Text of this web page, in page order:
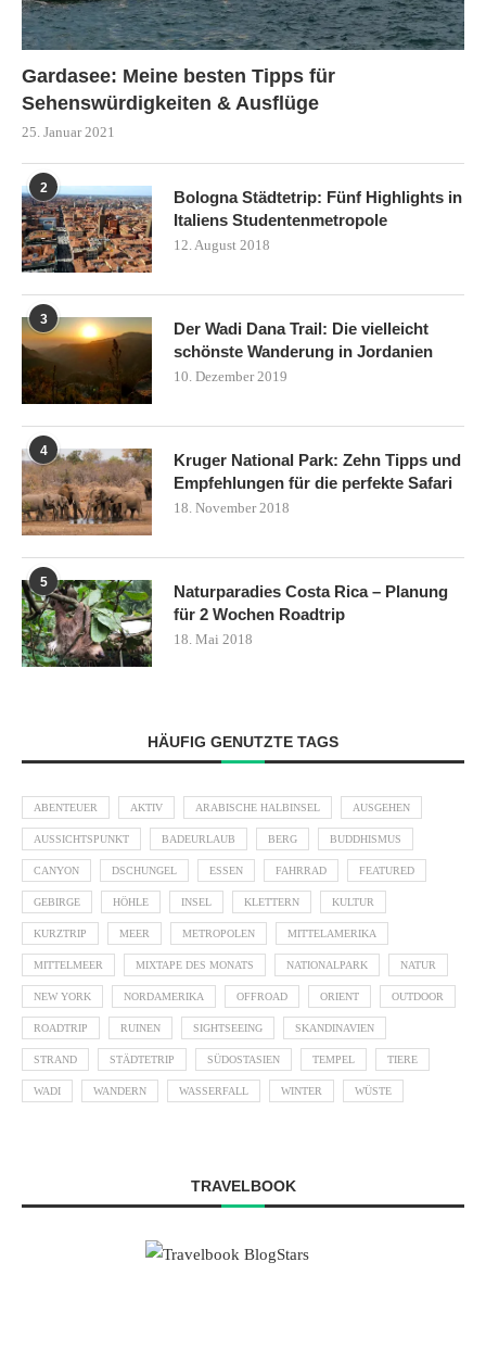
Gardasee: Meine besten Tipps für
Sehenswürdigkeiten & Ausflüge
25. Januar 2021
2
Bologna Städtetrip: Fünf Highlights in
Italiens Studentenmetropole
12. August 2018
3
Der Wadi Dana Trail: Die vielleicht
schönste Wanderung in Jordanien
10. Dezember 2019
4
Kruger National Park: Zehn Tipps und
Empfehlungen für die perfekte Safari
18. November 2018
5
Naturparadies Costa Rica – Planung
für 2 Wochen Roadtrip
18. Mai 2018
HÄUFIG GENUTZTE TAGS
ABENTEUER AKTIV ARABISCHE HALBINSEL AUSGEHEN
AUSSICHTSPUNKT BADEURLAUB BERG BUDDHISMUS
CANYON DSCHUNGEL ESSEN FAHRRAD FEATURED
GEBIRGE HÖHLE INSEL KLETTERN KULTUR
KURZTRIP MEER METROPOLEN MITTELAMERIKA
MITTELMEER MIXTAPE DES MONATS NATIONALPARK NATUR
NEW YORK NORDAMERIKA OFFROAD ORIENT OUTDOOR
ROADTRIP RUINEN SIGHTSEEING SKANDINAVIEN
STRAND STÄDTETRIP SÜDOSTASIEN TEMPEL TIERE
WADI WANDERN WASSERFALL WINTER WÜSTE
TRAVELBOOK